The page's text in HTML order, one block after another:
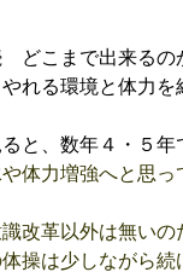
こまで出来るの
れる環境と体力
と、数年４・５年
体力増強へと思っ
改革以外は無いの
操は少しながら